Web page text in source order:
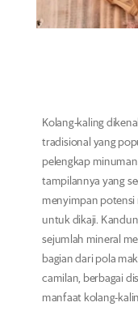
Kolang-kaling
tradisional yang
pelengkap
tampilannya yang
menyimpan potensi
untuk dikaji.
sejumlah mineral
bagian dari pola
camilan, berbagai
manfaat kolang-